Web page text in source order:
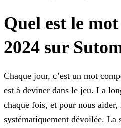
Quel est le
2024 sur
Chaque jour, c’est un mot
est à deviner dans le jeu. La
chaque fois, et pour nous
systématiquement dévoilée. La